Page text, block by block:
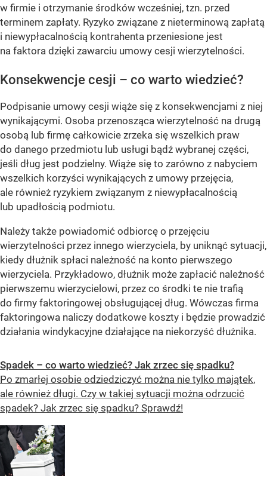
w firmie i otrzymanie środków wcześniej, tzn. przed
terminem zapłaty. Ryzyko związane z nieterminową zapłatą
i niewypłacalnością kontrahenta przeniesione jest
na faktora dzięki zawarciu umowy cesji wierzytelności.
Konsekwencje cesji – co warto wiedzieć?
Podpisanie umowy cesji wiąże się z konsekwencjami z niej
wynikającymi. Osoba przenosząca wierzytelność na drugą
osobą lub firmę całkowicie zrzeka się wszelkich praw
do danego przedmiotu lub usługi bądź wybranej części,
jeśli dług jest podzielny. Wiąże się to zarówno z nabyciem
wszelkich korzyści wynikających z umowy przejęcia,
ale również ryzykiem związanym z niewypłacalnością
lub upadłością podmiotu.
Należy także powiadomić odbiorcę o przejęciu
wierzytelności przez innego wierzyciela, by uniknąć sytuacji,
kiedy dłużnik spłaci należność na konto pierwszego
wierzyciela. Przykładowo, dłużnik może zapłacić należność
pierwszemu wierzycielowi, przez co środki te nie trafią
do firmy faktoringowej obsługującej dług. Wówczas firma
faktoringowa naliczy dodatkowe koszty i będzie prowadzić
działania windykacyjne działające na niekorzyść dłużnika.
Spadek – co warto wiedzieć? Jak zrzec się spadku?
Po zmarłej osobie odziedziczyć można nie tylko majątek,
ale również długi. Czy w takiej sytuacji można odrzucić
spadek? Jak zrzec się spadku? Sprawdź!